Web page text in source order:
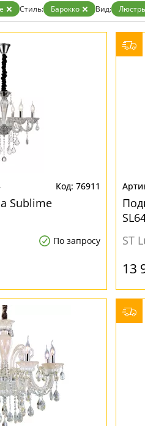
Золото
Прозрачные
Хром
Бренд
Стиль: Барокко Вид:
76911
Sublime
По запросу
ST
13